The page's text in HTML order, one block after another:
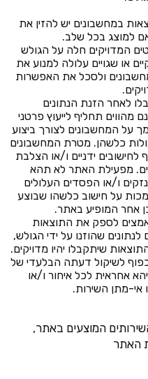
במחשבונים יש להזין את
למוצג בכל שלב.
המדויקים חלה על הגולש
או שגויים עלולה למנוע את
ולסכל את האפשרות
לאחר הזנת הנתונים
מהווים תחליף לייעוץ פרטני
על המחשבונים לצורך ביצוע
כלשהן. מטרת המחשבונים
לחישובים ידניים ו/או הצלבת
מפעילת האתר לא תהא
ו/או הפסדים העלולים
על חישוב כלשהו שבוצע
אחר המופיע באתר.
לספק את התוצאות
שהוזנו על ידי הגולש,
שיתקבלו יהיו מדויקים.
לשיקול דעתה הבלעדי של
אחראית לכל איחור ו/או
אי-מתן השירות.
המוצעים באתר,
האתר